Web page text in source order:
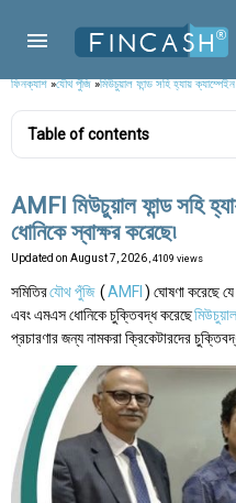
ফিনক্যাশ»যৌথ পুঁজি»মিউচুয়াল ফান্ড সহি হ্যায় ক্যাম্পেইন
Table of contents
AMFI মিউচুয়াল ফান্ড সহি
ধোনিকে স্বাক্ষর করেছে৷
Updated on August 7, 2026 , 4109 views
সমিতিরযৌথ পুঁজি (AMFI ) ঘোষণা করেছে
এবং এমএস ধোনিকে চুক্তিবদ্ধ করেছে
প্রচারণার জন্য নামকরা ক্রিকেটারদের